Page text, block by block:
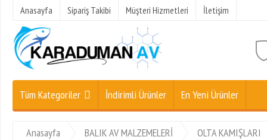
Anasayfa Sipariş Takibi Müşteri Hizmetleri İletişim
Tüm Kategoriler İndirimli Ürünler En Yeni Ürünler
Anasayfa BALIK AV MALZEMELERİ OLTA KAMIŞLARI